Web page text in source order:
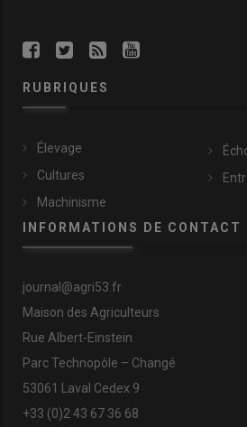
RUBRIQUES
Élevage
Cultures
Machinisme
INFORMATIONS DE CONTACT
journal@agri53.fr
Maison des Agriculteurs
Rue Albert-Einstein
Parc Technopôle – Changé
53061 Laval Cedex 9
+33 (0)2 43 67 36 68